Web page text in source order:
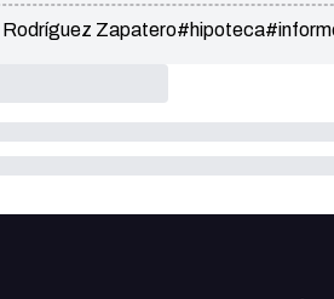
Zapatero#hipoteca